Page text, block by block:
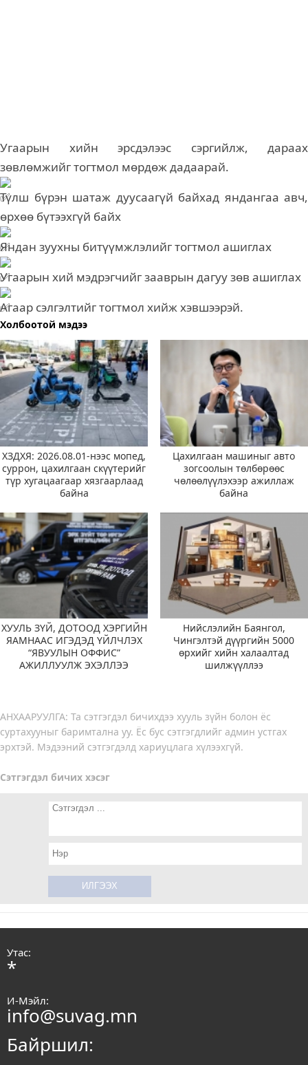
Угаарын хийн эрсдэлээс сэргийлж, дараах
зөвлөмжийг тогтмол мөрдөж дадаарай.
Түлш бүрэн шатаж дуусаагүй байхад яндангаа авч,
өрхөө бүтээхгүй байх
Яндан зуухны битүүмжлэлийг тогтмол ашиглах
Угаарын хий мэдрэгчийг зааврын дагуу зөв ашиглах
Агаар сэлгэлтийг тогтмол хийж хэвшээрэй.
Холбоотой мэдээ
ХЗДХЯ: 2026.08.01-нээс мопед,
суррон, цахилгаан скүүтерийг
түр хугацаагаар хязгаарлаад
байна
Цахилгаан машиныг авто
зогсоолын төлбөрөөс
чөлөөлүүлэхээр ажиллаж
байна
ХУУЛЬ ЗҮЙ, ДОТООД ХЭРГИЙН
ЯАМНААС ИГЭДЭД ҮЙЛЧЛЭХ
“ЯВУУЛЫН ОФФИС”
АЖИЛЛУУЛЖ ЭХЭЛЛЭЭ
Нийслэлийн Баянгол,
Чингэлтэй дүүргийн 5000
өрхийг хийн халаалтад
шилжүүллээ
АНХААРУУЛГА: Та сэтгэгдэл бичихдээ хууль зүйн болон ёс
суртахууныг баримтална уу. Ёс бус сэтгэгдлийг админ устгах
эрхтэй. Мэдээний сэтгэгдэлд хариуцлага хүлээхгүй.
Сэтгэгдэл бичих хэсэг
Утас:
*
И-Мэйл:
info@suvag.mn
Байршил: